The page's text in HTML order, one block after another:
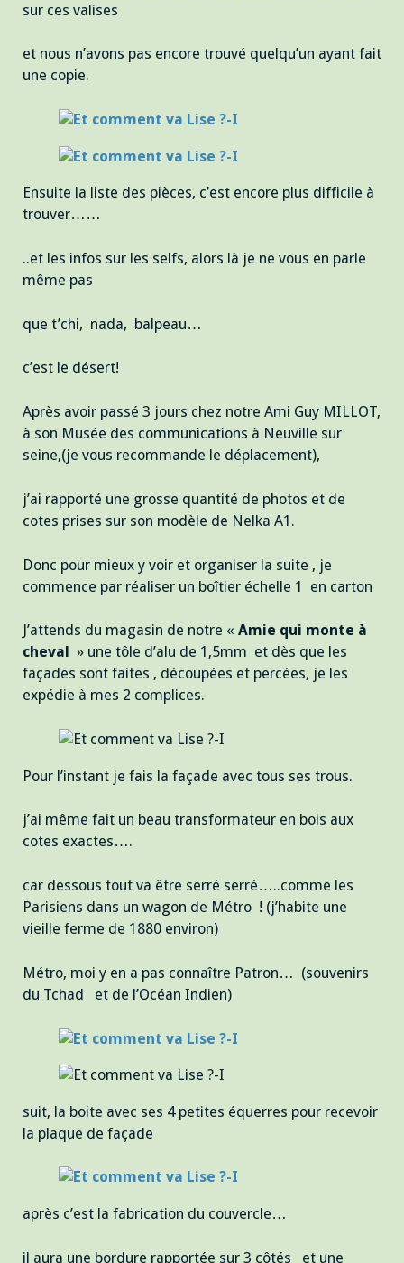
sur ces valises
et nous n’avons pas encore trouvé quelqu’un ayant fait
une copie.
Ensuite la liste des pièces, c’est encore plus difficile à
trouver……
..et les infos sur les selfs, alors là je ne vous en parle
même pas
que t’chi, nada, balpeau…
c’est le désert!
Après avoir passé 3 jours chez notre Ami Guy MILLOT,
à son Musée des communications à Neuville sur
seine,(je vous recommande le déplacement),
j’ai rapporté une grosse quantité de photos et de
cotes prises sur son modèle de Nelka A1.
Donc pour mieux y voir et organiser la suite , je
commence par réaliser un boîtier échelle 1 en carton
J’attends du magasin de notre « Amie qui monte à
cheval
» une tôle d’alu de 1,5mm et dès que les
façades sont faites , découpées et percées, je les
expédie à mes 2 complices.
Pour l’instant je fais la façade avec tous ses trous.
j’ai même fait un beau transformateur en bois aux
cotes exactes….
car dessous tout va être serré serré…..comme les
Parisiens dans un wagon de Métro ! (j’habite une
vieille ferme de 1880 environ)
Métro, moi y en a pas connaître Patron… (souvenirs
du Tchad et de l’Océan Indien)
suit, la boite avec ses 4 petites équerres pour recevoir
la plaque de façade
après c’est la fabrication du couvercle…
il aura une bordure rapportée sur 3 côtés et une